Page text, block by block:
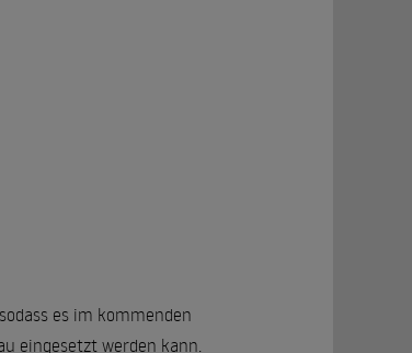
es im kommenden
eingesetzt werden kann.